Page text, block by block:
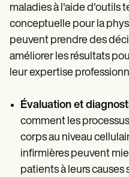
maladies à l'aide d'outils
conceptuelle pour la
peuvent prendre des
améliorer les résultats
leur expertise
Évaluation et
comment les
corps au niveau
infirmières peuvent
patients à leurs